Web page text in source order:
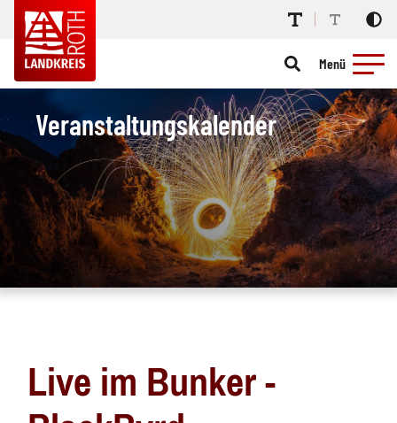
Menü
Veranstaltungskalender